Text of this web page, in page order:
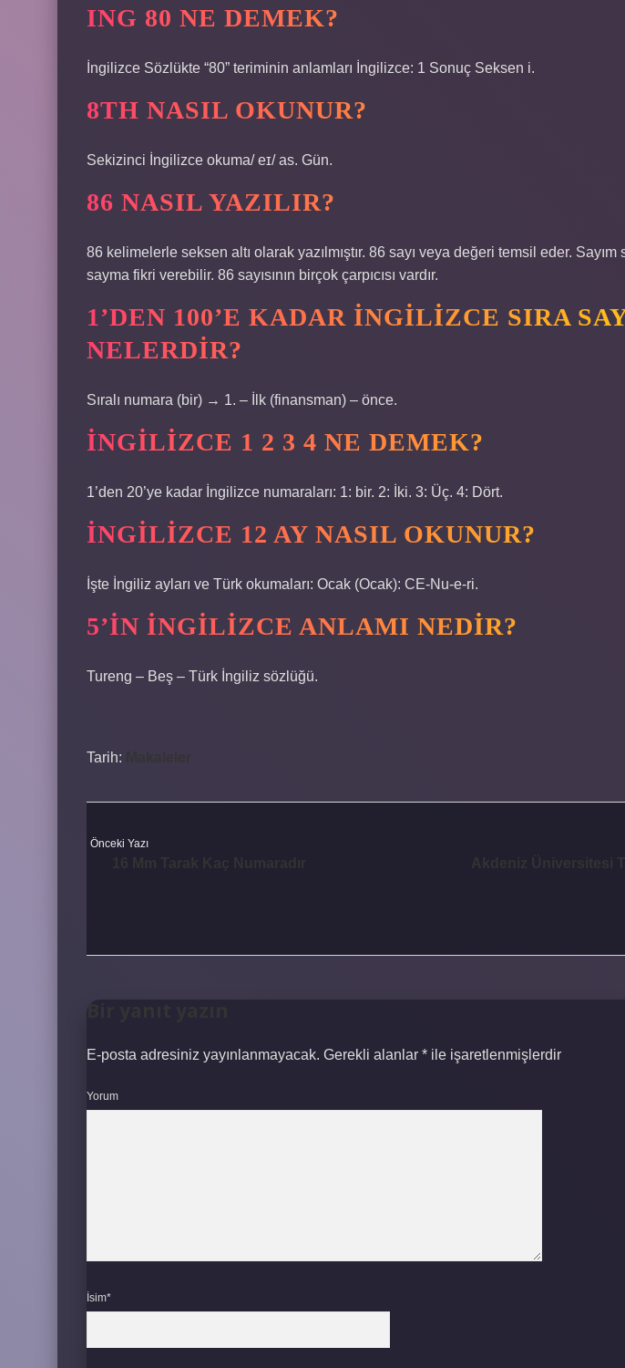
ING 80 NE DEMEK?
İngilizce Sözlükte “80” teriminin anlamları İngilizce: 1 Sonuç Seksen i.
8TH NASIL OKUNUR?
Sekizinci İngilizce okuma/ eɪ/ as. Gün.
86 NASIL YAZILIR?
86 kelimelerle seksen altı olarak yazılmıştır. 86 sayı veya değeri temsil eder. Sayım
sayma fikri verebilir. 86 sayısının birçok çarpıcısı vardır.
1’DEN 100’E KADAR İNGILIZCE SIRA
NELERDIR?
Sıralı numara (bir) → 1. – İlk (finansman) – önce.
İNGILIZCE 1 2 3 4 NE DEMEK?
1’den 20’ye kadar İngilizce numaraları: 1: bir. 2: İki. 3: Üç. 4: Dört.
İNGILIZCE 12 AY NASIL OKUNUR?
İşte İngiliz ayları ve Türk okumaları: Ocak (Ocak): CE-Nu-e-ri.
5’IN İNGILIZCE ANLAMI NEDIR?
Tureng – Beş – Türk İngiliz sözlüğü.
Tarih: Makaleler
Önceki Yazı
E-posta adresiniz yayınlanmayacak. Gerekli alanlar * ile işaretlenmişlerdir
Yorum
İsim*